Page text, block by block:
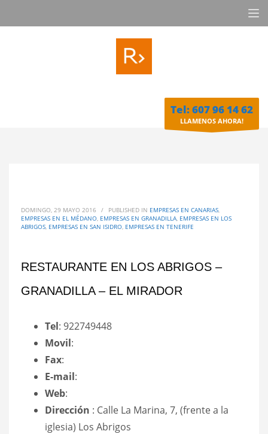
Tel: 607 96 14 62
LLAMENOS AHORA!
DOMINGO, 29 MAYO 2016 / PUBLISHED IN EMPRESAS EN CANARIAS,
EMPRESAS EN EL MÉDANO, EMPRESAS EN GRANADILLA, EMPRESAS EN LOS
ABRIGOS, EMPRESAS EN SAN ISIDRO, EMPRESAS EN TENERIFE
RESTAURANTE EN LOS ABRIGOS –
GRANADILLA – EL MIRADOR
Tel: 922749448
Movil:
Fax:
E-mail:
Web:
Dirección : Calle La Marina, 7, (frente a la
iglesia) Los Abrigos